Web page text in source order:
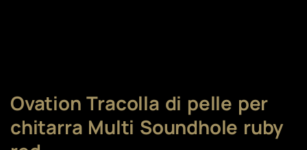
Ovation Tracolla di pelle per
chitarra Multi Soundhole ruby